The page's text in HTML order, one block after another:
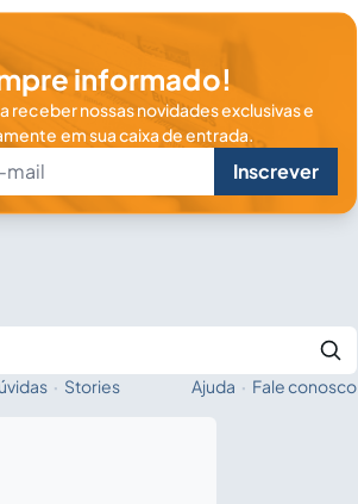
informado!
receber nossas novidades exclusivas e
em sua caixa de entrada.
Inscrever
· Stories Ajuda · Fale conosco